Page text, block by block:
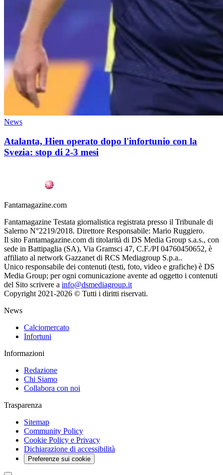
News
Atalanta, Hien operato dopo l'infortunio con la
Svezia: stop di 2-3 mesi
Fantamagazine.com
Fantamagazine Testata giornalistica registrata presso il Tribunale di
Salerno N°2219/2018. Direttore Responsabile: Mario Ruggiero.
Il sito Fantamagazine.com di titolarità di DS Media Group s.a.s., con
sede in Battipaglia (SA), Via Gramsci 47, C.F./PI 04760450652, è
affiliato al network Gazzanet di RCS Mediagroup S.p.a..
Unico responsabile dei contenuti (testi, foto, video e grafiche) è DS
Media Group; per ogni comunicazione avente ad oggetto i contenuti
del Sito scrivere a info@dsmediagroup.it
Copyright 2021-2026 © Tutti i diritti riservati.
News
Calciomercato
Infortuni
Informazioni
Redazione
Chi Siamo
Collabora con noi
Trasparenza
Sitemap
Community Policy
Cookie Policy e Privacy
Dichiarazione di accessibilità
Preferenze sui cookie